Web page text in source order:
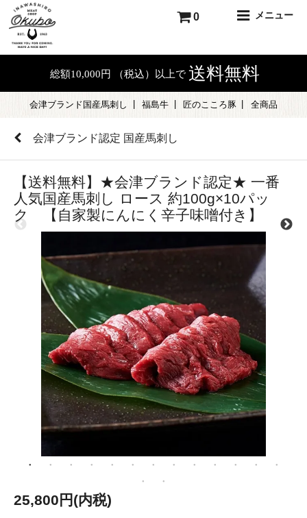
メニュー
0
総額10,000円 （税込）以上で 送料無料
会津ブランド国産馬刺し 福島牛 匠のこころ豚 全商品
会津ブランド認定 国産馬刺し
【送料無料】★会津ブランド認定★ 一番
人気国産馬刺し ロース 約100g×10パッ
ク 【自家製にんにく辛子味噌付き】
25,800円(内税)